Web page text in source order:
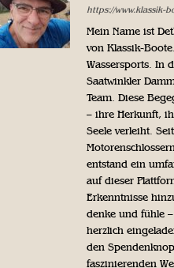
https://www.klassik-
Mein Name ist
von Klassik-
Wassersports. In
Saatwinkler
Team. Diese
– ihre Herkunft,
Seele verleiht.
entstand ein
auf dieser
Erkenntnisse
denke und fühle
herzlich
den
faszinierenden